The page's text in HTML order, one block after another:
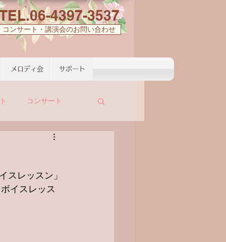
4397-3537
コンサート・講演会のお問い合わせ
メロディ会 サポート
コンサート
スレッスン」
イスレッス